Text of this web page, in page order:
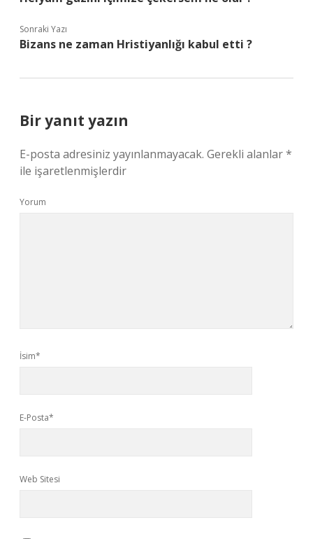
Sonraki Yazı
Bizans ne zaman Hristiyanlığı kabul etti ?
Bir yanıt yazın
E-posta adresiniz yayınlanmayacak. Gerekli alanlar*
ile işaretlenmişlerdir
Yorum
İsim*
E-Posta*
Web Sitesi